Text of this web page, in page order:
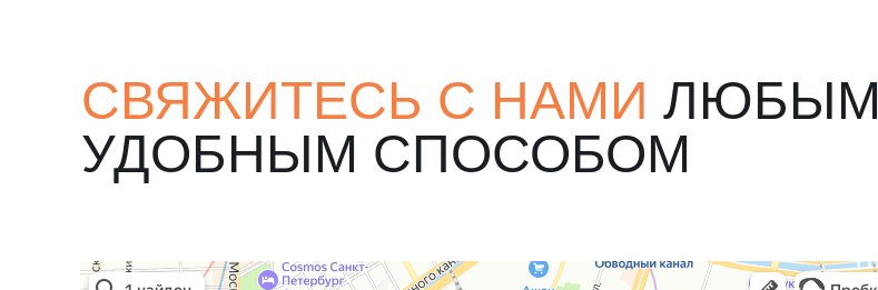
СВЯЖИТЕСЬ С НАМИ ЛЮБЫМ
УДОБНЫМ СПОСОБОМ